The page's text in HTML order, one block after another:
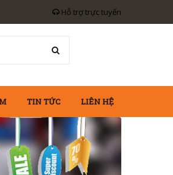
Hỗ trợ trực tuyến
TIN TỨC LIÊN HỆ